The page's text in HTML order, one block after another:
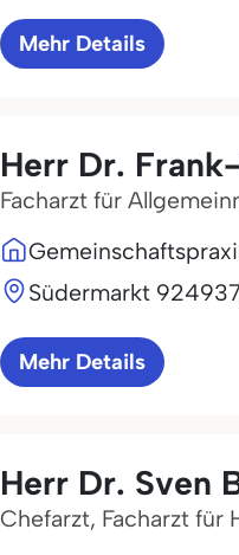
Mehr Details
Herr Dr.
Facharzt für
Südermarkt 924937
Mehr Details
Herr Dr. Sven
Chefarzt, Facharzt für